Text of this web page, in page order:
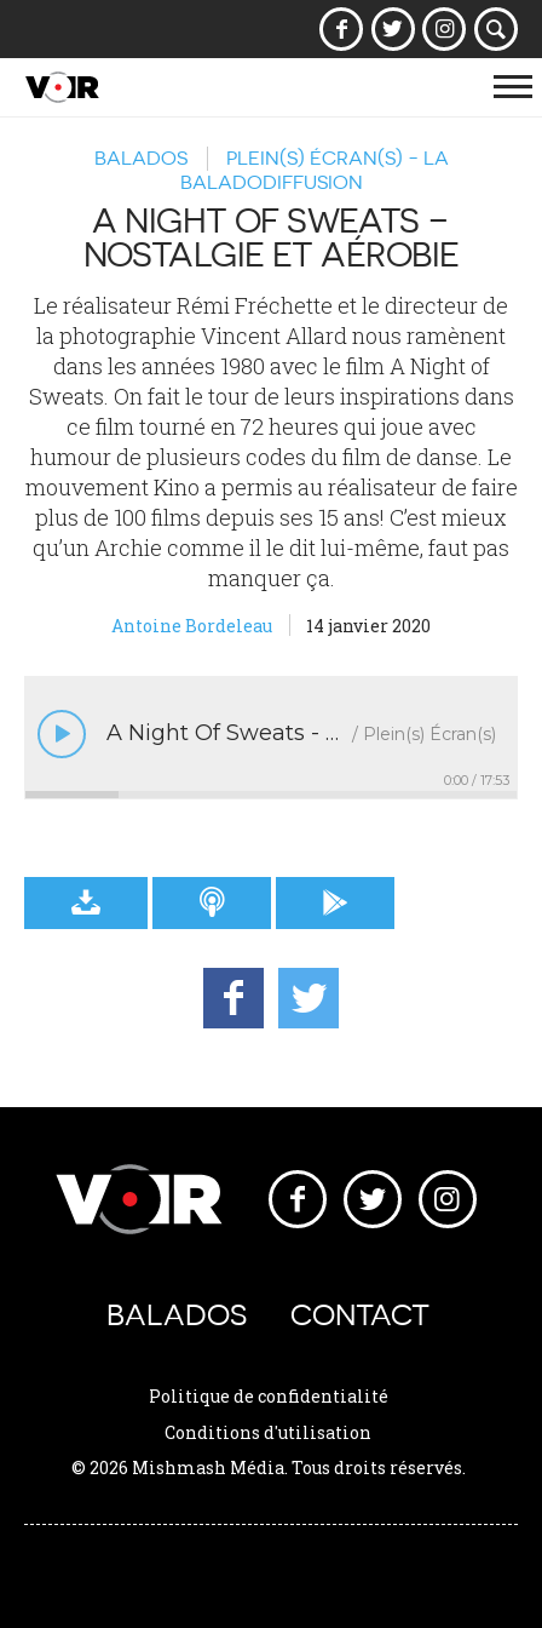
BALADOS
PLEIN(S) ÉCRAN(S) - LA
BALADODIFFUSION
A NIGHT OF SWEATS –
NOSTALGIE ET AÉROBIE
Le réalisateur Rémi Fréchette et le directeur de
la photographie Vincent Allard nous ramènent
dans les années 1980 avec le film A Night of
Sweats. On fait le tour de leurs inspirations dans
ce film tourné en 72 heures qui joue avec
humour de plusieurs codes du film de danse. Le
mouvement Kino a permis au réalisateur de faire
plus de 100 films depuis ses 15 ans! C’est mieux
qu’un Archie comme il le dit lui-même, faut pas
manquer ça.
Antoine Bordeleau 14 janvier 2020
0:00 / 17:53
A Night Of Sweats - Nostalgie et aérobie Plein(s) Écran(s)
BALADOS CONTACT
Politique de confidentialité
Conditions d'utilisation
© 2026 Mishmash Média. Tous droits réservés.